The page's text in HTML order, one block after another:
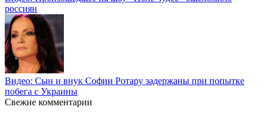
россиян
Видео: Сын и внук Софии Ротару задержаны при попытке
побега с Украины
Свежие комментарии